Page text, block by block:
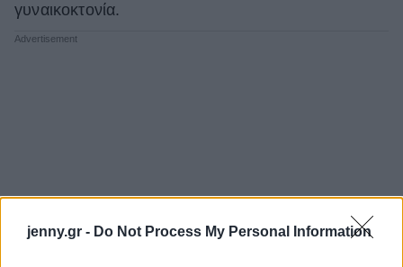
jenny.gr - Do Not Process My Personal Information
γυναικοκτονία.